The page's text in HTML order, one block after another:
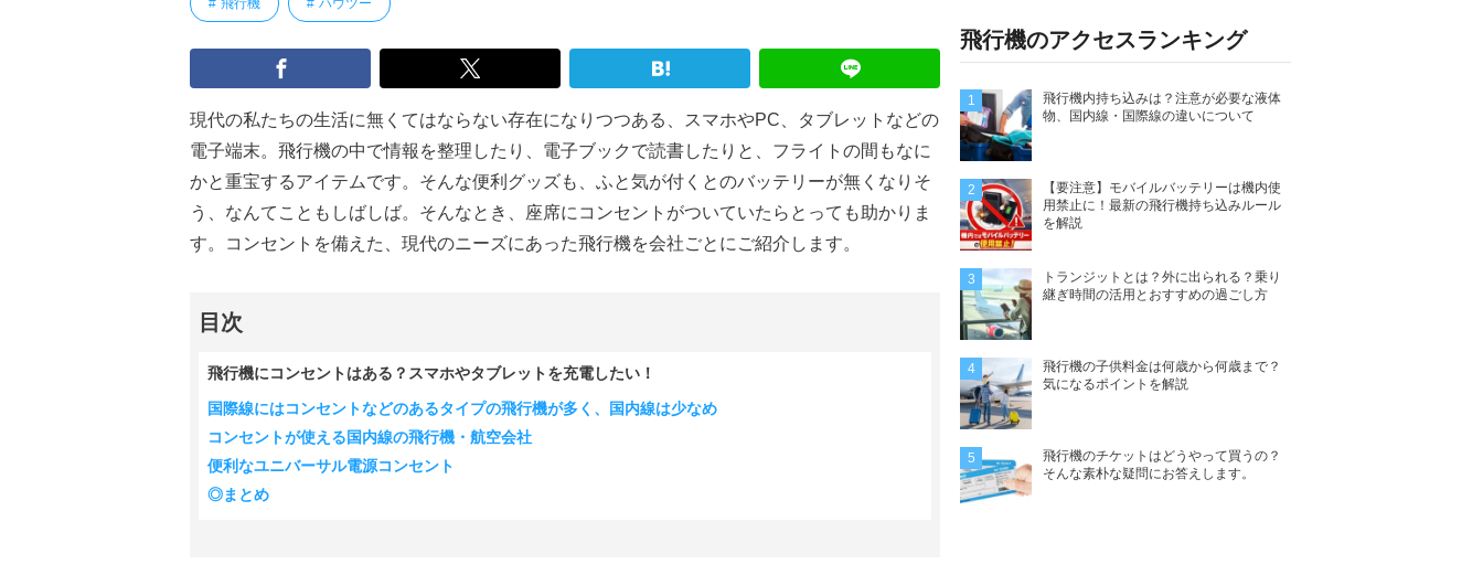
飛行機 ハウツー
現代の私たちの生活に無くてはならない存在になりつつある、スマホやPC、タブレットなどの
電子端末。飛行機の中で情報を整理したり、電子ブックで読書したりと、フライトの間もなに
かと重宝するアイテムです。そんな便利グッズも、ふと気が付くとのバッテリーが無くなりそ
う、なんてこともしばしば。そんなとき、座席にコンセントがついていたらとっても助かりま
す。コンセントを備えた、現代のニーズにあった飛行機を会社ごとにご紹介します。
目次
飛行機にコンセントはある？スマホやタブレットを充電したい！
国際線にはコンセントなどのあるタイプの飛行機が多く、国内線は少なめ
コンセントが使える国内線の飛行機・航空会社
便利なユニバーサル電源コンセント
◎まとめ
飛行機のアクセスランキング
1
飛行機内持ち込みは？注意が必要な液体
物、国内線・国際線の違いについて
2
【要注意】モバイルバッテリーは機内使
用禁止に！最新の飛行機持ち込みルール
を解説
3
トランジットとは？外に出られる？乗り
継ぎ時間の活用とおすすめの過ごし方
4
飛行機の子供料金は何歳から何歳まで？
気になるポイントを解説
5
飛行機のチケットはどうやって買うの？
そんな素朴な疑問にお答えします。